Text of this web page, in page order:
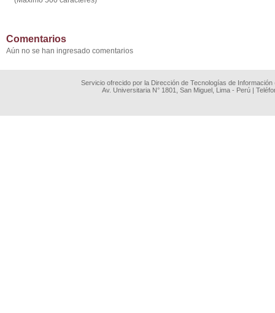
Comentarios
Aún no se han ingresado comentarios
Servicio ofrecido por la Dirección de Tecnologías de
Av. Universitaria N° 1801, San Miguel, Lima - Perú |